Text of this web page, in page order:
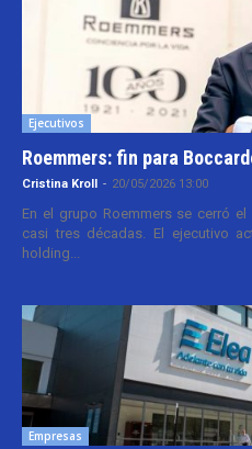
Ejecutivos
Roemmers: fin para
Cristina Kroll - 20/05/2026 13:00
En el grupo Roemmers se cerró
casi tres décadas. El ejecutivo
holding...
Empresas